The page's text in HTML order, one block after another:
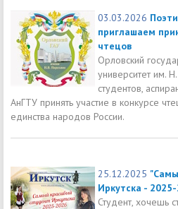
03.03.2026
приглашаем
чтецов
Орловский
университет им.
студентов,
АнГТУ принять участие в конкурсе
единства народов России.
25.12.2025
Иркутска -
Студент, хочешь